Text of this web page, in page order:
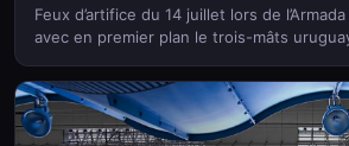
Feux d’artifice du 14 juillet lors de
avec en premier plan le trois-mâts
France)